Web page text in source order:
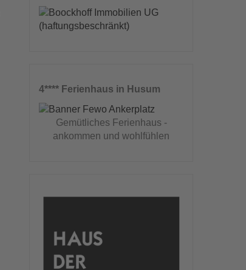
4**** Ferienhaus in Husum
Gemütliches Ferienhaus -
ankommen und wohlfühlen